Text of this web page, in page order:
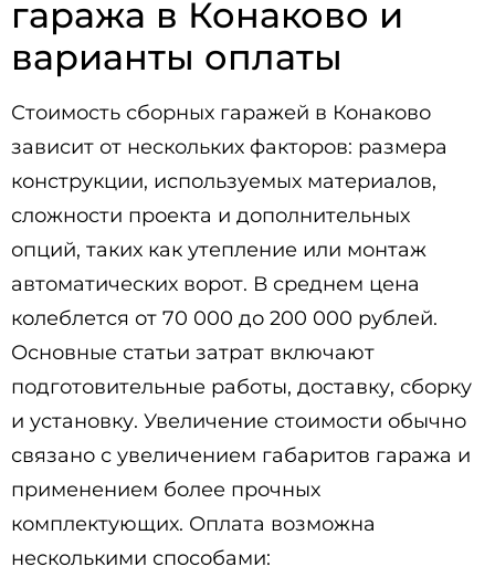
гаража в Конаково и
варианты оплаты
Стоимость сборных гаражей в Конаково
зависит от нескольких факторов: размера
конструкции, используемых материалов,
сложности проекта и дополнительных
опций, таких как утепление или монтаж
автоматических ворот. В среднем цена
колеблется от 70 000 до 200 000 рублей.
Основные статьи затрат включают
подготовительные работы, доставку, сборку
и установку. Увеличение стоимости обычно
связано с увеличением габаритов гаража и
применением более прочных
комплектующих. Оплата возможна
несколькими способами: